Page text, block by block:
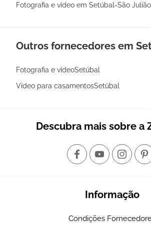
Fotografia e vídeo em Setúbal-São Julião
Outros fornecedores em
Fotografia e vídeoSetúbal
Vídeo para casamentosSetúbal
Descubra mais sobre a
Informação
Condições